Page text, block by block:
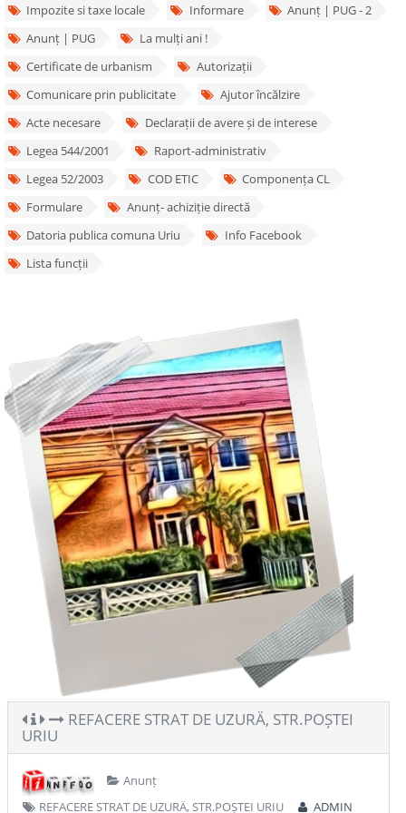
Impozite si taxe locale Informare
Anunț | PUG - 2
Anunț | PUG
La mulți ani !
Certificate de urbanism
Autorizații
Comunicare prin publicitate
Ajutor încălzire
Acte necesare
Declarații de avere și de interese
Legea 544/2001
Raport-administrativ
Legea 52/2003
COD ETIC
Componența CL
Formulare
Anunț- achiziție directă
Datoria publica comuna Uriu
Info Facebook
Lista funcții
REFACERE STRAT DE UZURÄ‚ STR.POȘTEI
URIU
Anunț
REFACERE STRAT DE UZURÄ‚ STR.POȘTEI URIU
ADMIN